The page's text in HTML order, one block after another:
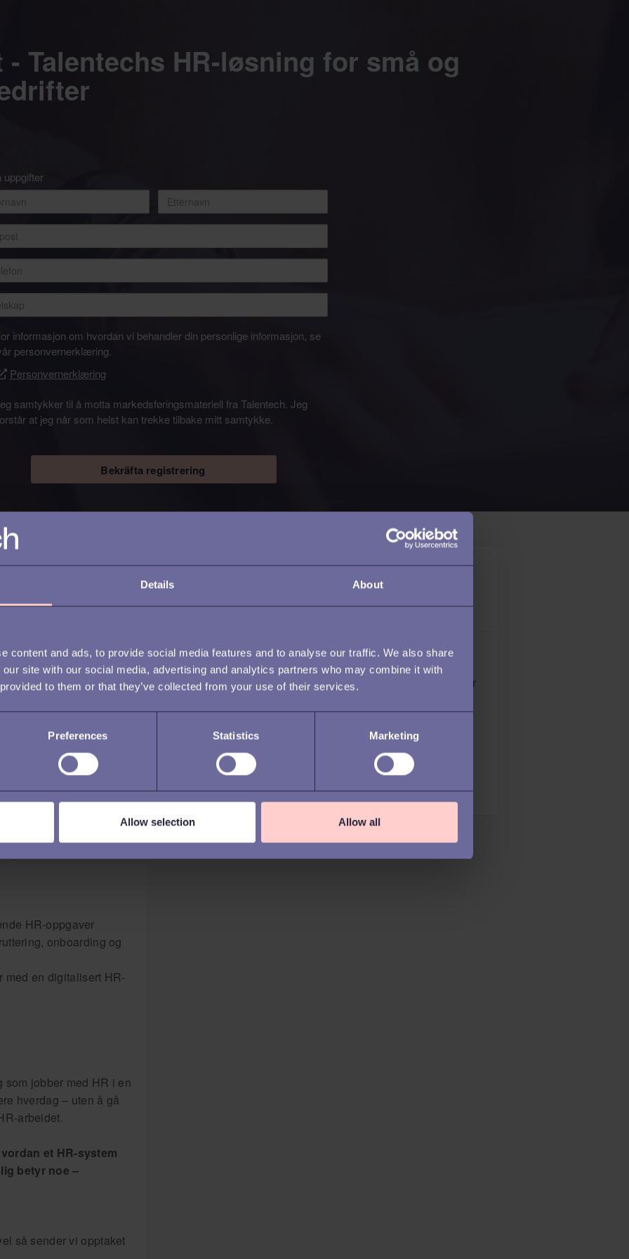
Details About
content and ads, to provide social media features and to analyse our traffic. We also share
site with our social media, advertising and analytics partners who may combine it with
to them or that they’ve collected from your use of their services.
Preferences Statistics Marketing
Allow selection Allow all
Talentechs HR-løsning for små og
uppgifter
informasjon om hvordan vi behandler din personlige informasjon, se
personvernerklæring.
Personvernerklæring
samtykker til å motta markedsføringsmateriell fra Talentech. Jeg
at jeg når som helst kan trekke tilbake mitt samtykke.
Bekräfta registrering
mellomstore
uoversiktlig? Det
et moderne og
arbeidsdagen din
behovene til
HR-oppgaver
onboarding og
med en digitalisert HR-
som jobber med HR i en
hverdag – uten å gå
arbeidet.
et HR-system
betyr noe –
så sender vi opptaket
Presentasjon av:
Klaudia Brzoza | HR spesialist hos Talentech
Helena Wahlberg Röhl | HR Product Manager
ca. 30 minuter
Del webinaret